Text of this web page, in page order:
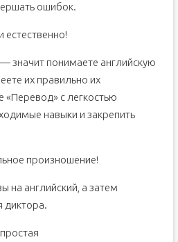
ошибок.
естественно!
значит понимаете английскую
их правильно их
«Перевод» с легкостью
навыки и закрепить
произношение!
на английский, а затем
диктора.